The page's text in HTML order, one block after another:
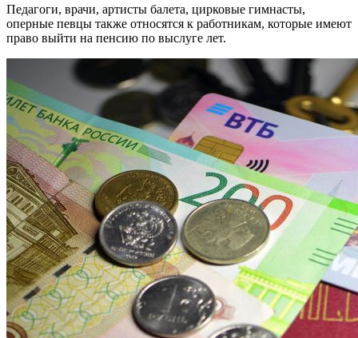
Педагоги, врачи, артисты балета, цирковые гимнасты,
оперные певцы также относятся к работникам, которые имеют
право выйти на пенсию по выслуге лет.